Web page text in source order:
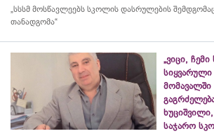
„სსსმ მოსწავლეებს სკოლის დასრულების
თანადგომა“
„ვიცი,
მომავალში
საჯარო